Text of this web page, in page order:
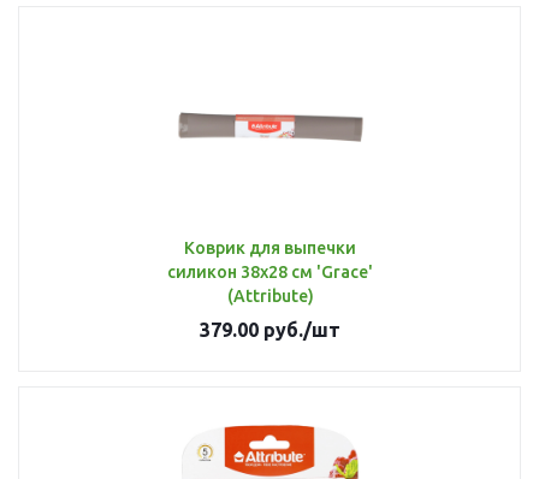
Коврик для выпечки
силикон 38х28 см 'Grace'
(Attribute)
379.00 руб./шт